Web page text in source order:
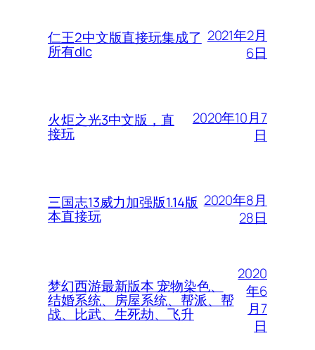
仁王2中文版直接玩集成了
所有dlc
2021年2月
6日
火炬之光3中文版，直
接玩
2020年10月7
日
三国志13威力加强版1.14版
本直接玩
2020年8月
28日
梦幻西游最新版本 宠物染色、
结婚系统、房屋系统、帮派、帮
战、比武、生死劫、飞升
2020
年6
月7
日